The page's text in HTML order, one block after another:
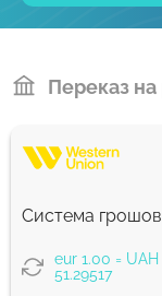
Переказ на
Система
eur 1.00 = UAH
51.29517